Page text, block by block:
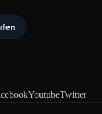
YoutubeTwitter